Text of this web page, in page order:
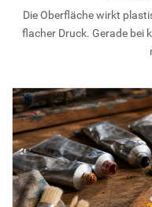
Die Oberfläche wirkt
flacher Druck. Gerade bei